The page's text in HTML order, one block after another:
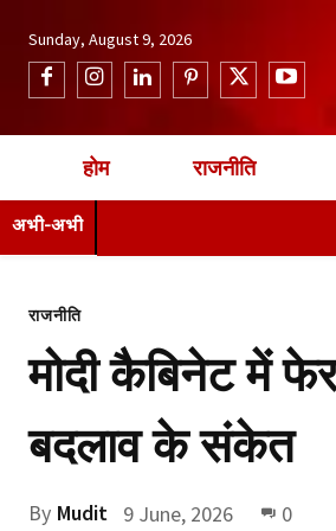
Sunday, August 9, 2026
होम राजनीति
अभी-अभी
राजनीति
मोदी कैबिनेट में
बदलाव के संकेत
By Mudit 9 June, 2026 0